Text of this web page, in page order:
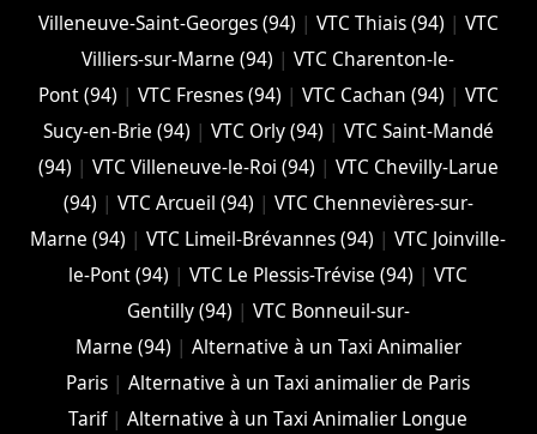
Villeneuve-Saint-Georges (94) | VTC Thiais (94) | VTC
Villiers-sur-Marne (94) |VTC Charenton-le-
Pont (94) | VTC Fresnes (94) | VTC Cachan (94) | VTC
Sucy-en-Brie (94) | VTC Orly (94) | VTC Saint-Mandé
(94) | VTC Villeneuve-le-Roi (94) | VTC Chevilly-Larue
(94) | VTC Arcueil (94) | VTC Chennevières-sur-
Marne (94) |VTC Limeil-Brévannes (94) |VTC Joinville-
le-Pont (94) |VTC Le Plessis-Trévise (94) |VTC
Gentilly (94) | VTC Bonneuil-sur-
Marne (94) | Alternative à un Taxi Animalier
Paris |Alternative à un Taxi animalier de Paris
Tarif|Alternative à un Taxi Animalier Longue